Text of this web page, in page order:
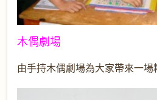
木偶劇場
由手持木偶劇場為大家帶來一場